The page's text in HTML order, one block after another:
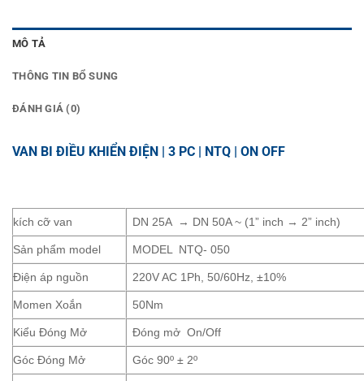
MÔ TẢ
THÔNG TIN BỔ SUNG
ĐÁNH GIÁ (0)
VAN BI ĐIỀU KHIỂN ĐIỆN | 3 PC | NTQ | ON OFF
kích cỡ van DN 25A → DN 50A ~ (1” inch → 2” inch)
Sản phẩm model MODEL NTQ- 050
Điện áp nguồn 220V AC 1Ph, 50/60Hz, ±10%
Momen Xoắn 50Nm
Kiểu Đóng Mở Đóng mở On/Off
Góc Đóng Mở Góc 90º ± 2º